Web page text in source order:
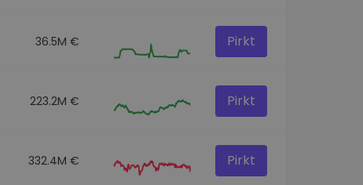
36.5M € Pirkt
223.2M € Pirkt
332.4M € Pirkt